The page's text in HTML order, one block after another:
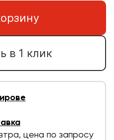
в 1 клик
цена по запросу